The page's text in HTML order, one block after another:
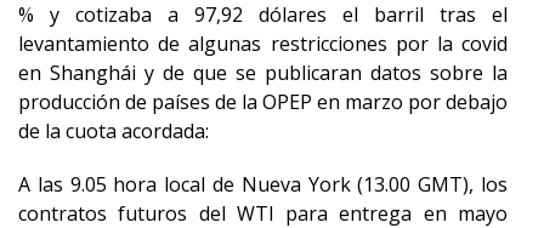
% y cotizaba a 97,92 dólares el barril tras el
levantamiento de algunas restricciones por la covid
en Shanghái y de que se publicaran datos sobre la
producción de países de la OPEP en marzo por debajo
de la cuota acordada:
A las 9.05 hora local de Nueva York (13.00 GMT), los
contratos futuros del WTI para entrega en mayo